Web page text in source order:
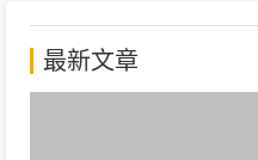
最新文章